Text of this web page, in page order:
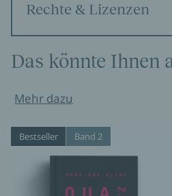
Rechte & Lizenzen
Das könnte Ihnen
Mehr dazu
Bestseller Band 2